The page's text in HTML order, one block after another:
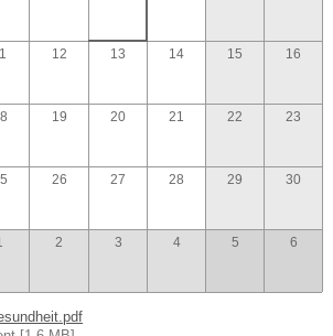
12 13 14 15 16
19 20 21 22 23
26 27 28 29 30
2 3 4 5 6